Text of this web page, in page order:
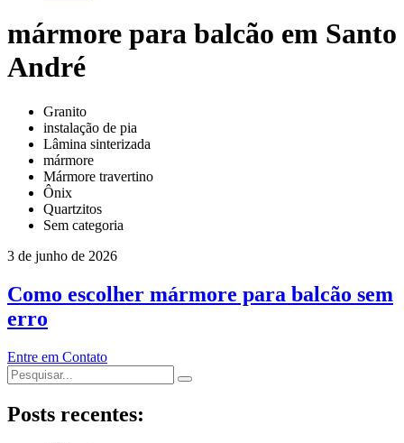
mármore para balcão em Santo
André
Granito
instalação de pia
Lâmina sinterizada
mármore
Mármore travertino
Ônix
Quartzitos
Sem categoria
3 de junho de 2026
Como escolher mármore para balcão sem
erro
Entre em Contato
Posts recentes: